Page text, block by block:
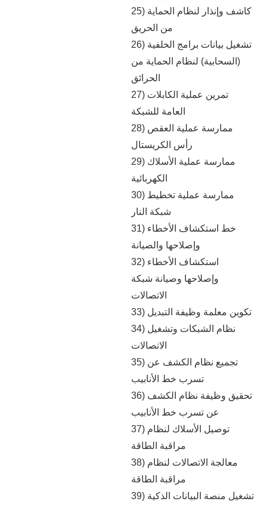
25) كاشف وإنذار لنظام الحماية
من الحريق
26) تشغيل بيانات برامج الخلفية
(السحابية) لنظام الحماية من
الحرائق
27) تمرين عملية الكابلات
العامة للشبكة
28) ممارسة عملية العقص
رأس الكريستال
29) ممارسة عملية الأسلاك
الكهربائية
30) ممارسة عملية تخطيط
شبكة النار
31) خط استكشاف الأخطاء
وإصلاحها والصيانة
32) استكشاف الأخطاء
وإصلاحها وصيانة شبكة
الاتصالات
33) تكوين معلمة وظيفة التبديل
34) نظام الشبكات وتشغيل
الاتصالات
35) تجميع نظام الكشف عن
تسرب خط الأنابيب
36) تحقيق وظيفة نظام الكشف
عن تسرب خط الأنابيب
37) توصيل الأسلاك لنظام
مراقبة الطاقة
38) معالجة الاتصالات لنظام
مراقبة الطاقة
39) تشغيل منصة البيانات الذكية